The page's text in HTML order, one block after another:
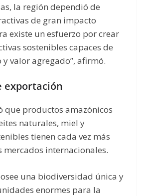
la región dependió de
de gran impacto
existe un esfuerzo por crear
sostenibles capaces de
valor agregado”, afirmó.
exportación
que productos amazónicos
naturales, miel y
tienen cada vez más
mercados internacionales.
una biodiversidad única y
enormes para la